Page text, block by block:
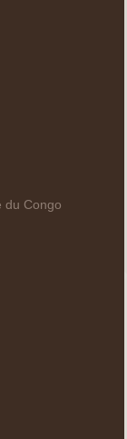
du Congo